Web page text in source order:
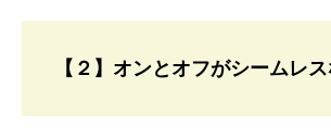
【２】オンとオフがシームレ